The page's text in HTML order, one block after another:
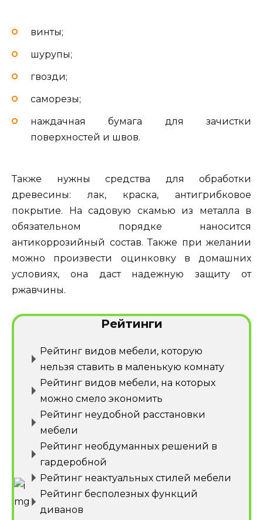
винты;
шурупы;
гвозди;
саморезы;
наждачная бумага для зачистки
поверхностей и швов.
Также нужны средства для обработки
древесины: лак, краска, антигрибковое
покрытие. На садовую скамью из металла в
обязательном порядке наносится
антикоррозийный состав. Также при желании
можно произвести оцинковку в домашних
условиях, она даст надежную защиту от
ржавчины.
Рейтинги
Рейтинг видов мебели, которую
нельзя ставить в маленькую комнату
Рейтинг видов мебели, на которых
можно смело экономить
Рейтинг неудобной расстановки
мебели
Рейтинг необдуманных решений в
гардеробной
Рейтинг неактуальных стилей мебели
Рейтинг бесполезных функций
диванов